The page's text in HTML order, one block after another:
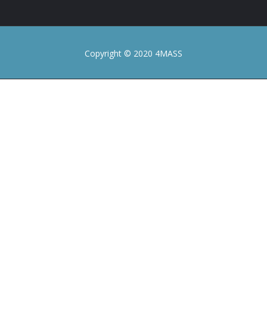
Copyright © 2020 4MASS